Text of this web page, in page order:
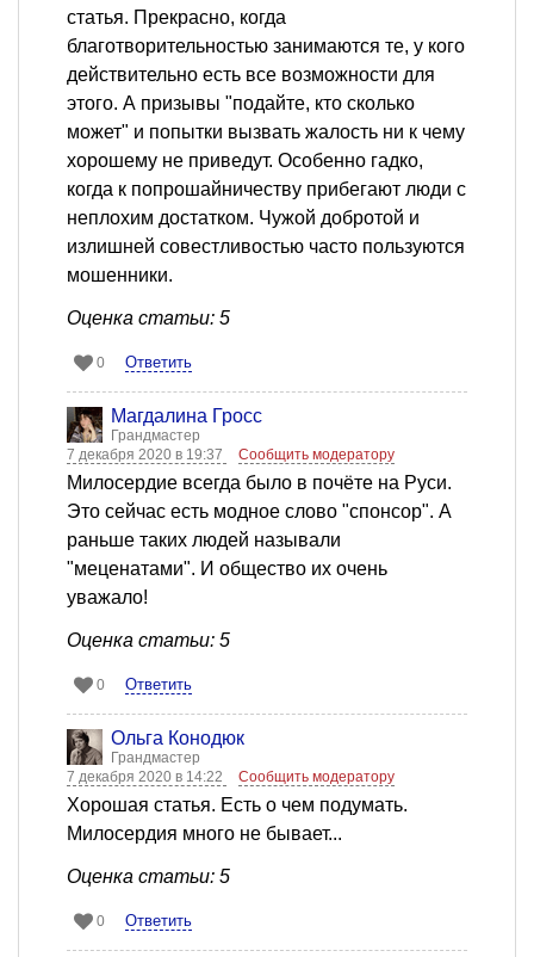
статья. Прекрасно, когда
благотворительностью занимаются те, у кого
действительно есть все возможности для
этого. А призывы "подайте, кто сколько
может" и попытки вызвать жалость ни к чему
хорошему не приведут. Особенно гадко,
когда к попрошайничеству прибегают люди с
неплохим достатком. Чужой добротой и
излишней совестливостью часто пользуются
мошенники.
Оценка статьи: 5
0 Ответить
Магдалина Гросс
Грандмастер
7 декабря 2020 в 19:37
Сообщить модератору
Милосердие всегда было в почёте на Руси.
Это сейчас есть модное слово "спонсор". А
раньше таких людей называли
"меценатами". И общество их очень
уважало!
Оценка статьи: 5
0 Ответить
Ольга Конодюк
Грандмастер
7 декабря 2020 в 14:22
Сообщить модератору
Хорошая статья. Есть о чем подумать.
Милосердия много не бывает...
Оценка статьи: 5
0 Ответить